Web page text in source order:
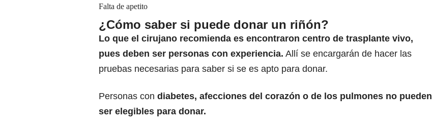
Falta de apetito
¿Cómo saber si puede donar un riñón?
Lo que el cirujano recomienda es encontraron centro de trasplante vivo,
pues deben ser personas con experiencia. Allí se encargarán de hacer las
pruebas necesarias para saber si se es apto para donar.
Personas con diabetes, afecciones del corazón o de los pulmones no pueden
ser elegibles para donar.